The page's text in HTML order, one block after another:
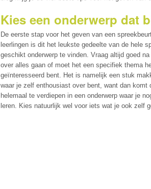
Kies een onderwerp dat
De eerste stap voor het geven van een
leerlingen is dit het leukste gedeelte van de hele
geschikt onderwerp te vinden. Vraag altijd goed
over alles gaan of moet het een specifiek thema
geïnteresseerd bent. Het is namelijk een stuk
waar je zelf enthousiast over bent, want dan
helemaal te verdiepen in een onderwerp waar je
leren. Kies natuurlijk wel voor iets wat je ook zelf